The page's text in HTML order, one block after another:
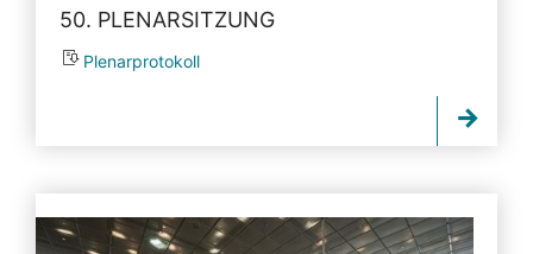
50. PLENARSITZUNG
Plenarprotokoll